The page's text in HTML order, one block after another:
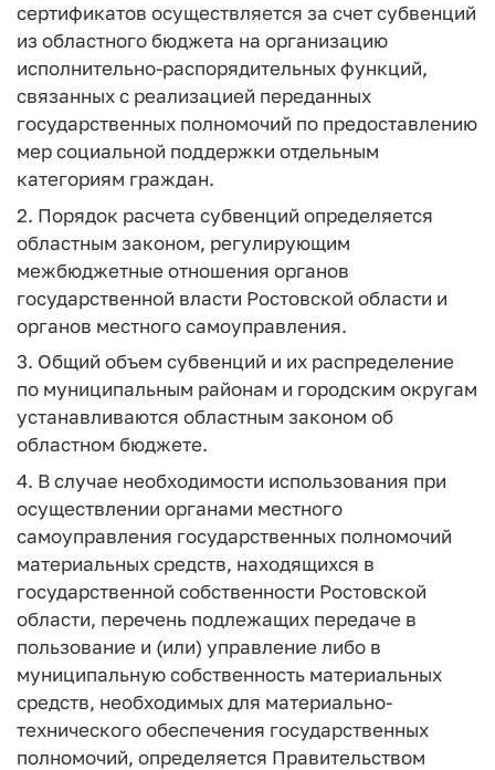
сертификатов осуществляется за счет субвенций
из областного бюджета на организацию
исполнительно-распорядительных функций,
связанных с реализацией переданных
государственных полномочий по предоставлению
мер социальной поддержки отдельным
категориям граждан.
2. Порядок расчета субвенций определяется
областным законом, регулирующим
межбюджетные отношения органов
государственной власти Ростовской области и
органов местного самоуправления.
3. Общий объем субвенций и их распределение
по муниципальным районам и городским округам
устанавливаются областным законом об
областном бюджете.
4. В случае необходимости использования при
осуществлении органами местного
самоуправления государственных полномочий
материальных средств, находящихся в
государственной собственности Ростовской
области, перечень подлежащих передаче в
пользование и (или) управление либо в
муниципальную собственность материальных
средств, необходимых для материально-
технического обеспечения государственных
полномочий, определяется Правительством